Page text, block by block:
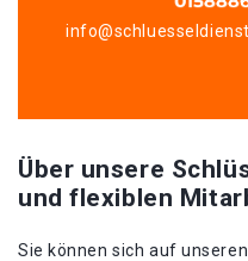
Über unsere
und flexiblen
Sie können sich auf